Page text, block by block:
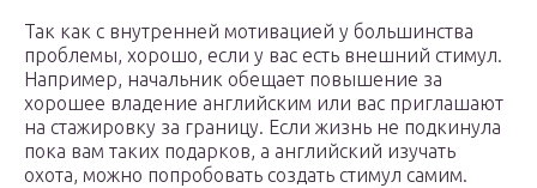
Так как с внутренней мотивацией у большинства
проблемы, хорошо, если у вас есть внешний стимул.
Например, начальник обещает повышение за
хорошее владение английским или вас приглашают
на стажировку за границу. Если жизнь не подкинула
пока вам таких подарков, а английский изучать
охота, можно попробовать создать стимул самим.